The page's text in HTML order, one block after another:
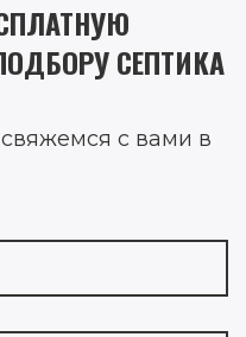
СЕПТИКА
с вами в